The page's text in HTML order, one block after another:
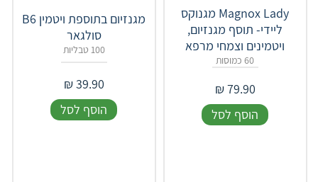
Magnox Lady מגנוקס
ליידי- תוסף מגנזיום,
ויטמינים וצמחי מרפא
60 כמוסות
79.90
₪
הוסף לסל
מגנזיום בתוספת ויטמין B6
סולגאר
100 טבליות
39.90
₪
הוסף לסל